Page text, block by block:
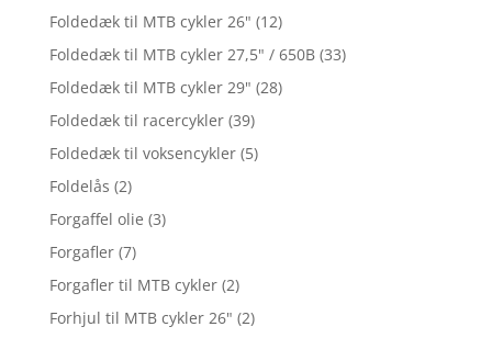
Foldedæk til MTB cykler 26" (12)
Foldedæk til MTB cykler 27,5" / 650B (33)
Foldedæk til MTB cykler 29" (28)
Foldedæk til racercykler (39)
Foldedæk til voksencykler (5)
Foldelås (2)
Forgaffel olie (3)
Forgafler (7)
Forgafler til MTB cykler (2)
Forhjul til MTB cykler 26" (2)